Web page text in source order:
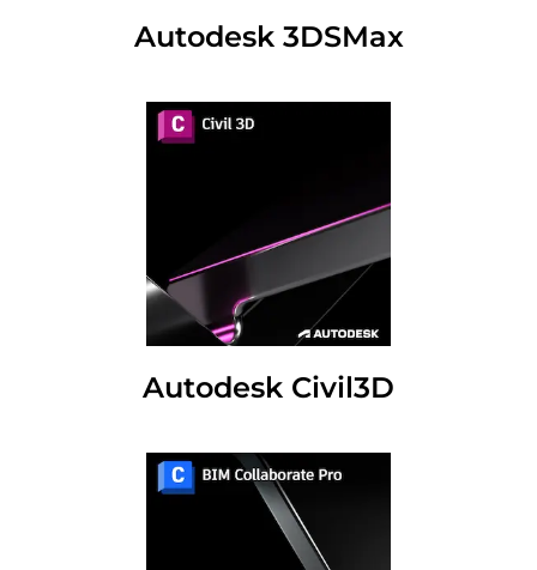
Autodesk 3DSMax
Autodesk Civil3D